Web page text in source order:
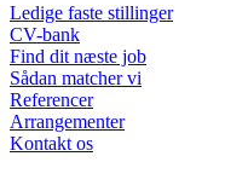
Ledige faste stillinger
CV-bank
Find dit næste job
Sådan matcher vi
Referencer
Arrangementer
Kontakt os